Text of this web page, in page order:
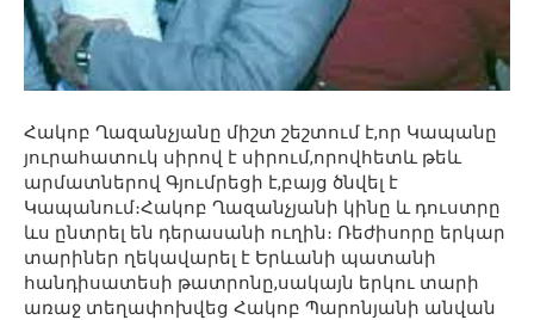
Հակոբ Ղազանչյանը միշտ շեշտում է,որ Կապանը
յուրահատուկ սիրով է սիրում,որովհետև թեև
արմատներով Գյումրեցի է,բայց ծնվել է
Կապանում։Հակոբ Ղազանչյանի կինը և դուստրը
ևս ընտրել են դերասանի ուղին։ Ռեժիսորը երկար
տարիներ ղեկավարել է Երևանի պատանի
հանդիսատեսի թատրոնը,սակայն երկու տարի
առաջ տեղափոխվեց Հակոբ Պարոնյանի անվան